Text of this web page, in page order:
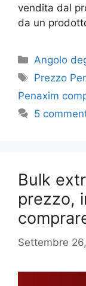
vendita dal
da un
Categorie
Angolo
Tag
Prezzo
Penaxim
5
Bulk
prezzo,
Settembre